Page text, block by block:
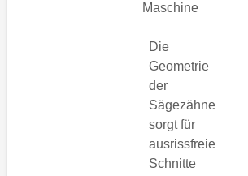
Maschine
Die
Geometrie
der
Sägezähne
sorgt für
ausrissfreie
Schnitte